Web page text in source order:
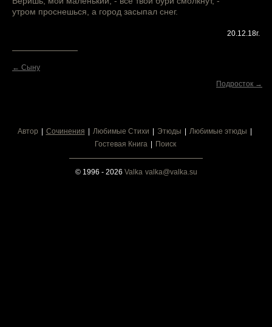
утром проснешься, а город засыпал снег.
20.12.18г.
← Сыну
Подросток →
Автор Сочинения Любимые Стихи Этюды
Любимые этюды
Гостевая Книга
Поиск
© 1996 - 2026 Valka valka@valka.su